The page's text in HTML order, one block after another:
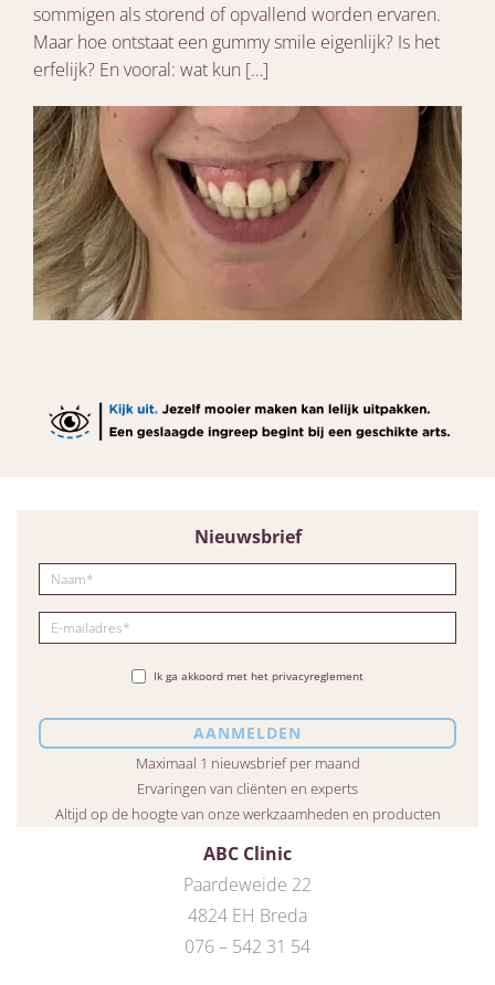
sommigen als storend of opvallend worden ervaren.
Maar hoe ontstaat een gummy smile eigenlijk? Is het
erfelijk? En vooral: wat kun […]
ABC Clinic
Paardeweide 22
4824 EH Breda
076 – 542 31 54
Nieuwsbrief
Ik ga akkoord met het privacyreglement
Maximaal 1 nieuwsbrief per maand
Ervaringen van cliënten en experts
Altijd op de hoogte van onze werkzaamheden en producten